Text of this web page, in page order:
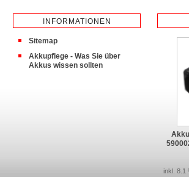
INFORMATIONEN
Sitemap
Akkupflege - Was Sie über
Akkus wissen sollten
inkl. 8.1